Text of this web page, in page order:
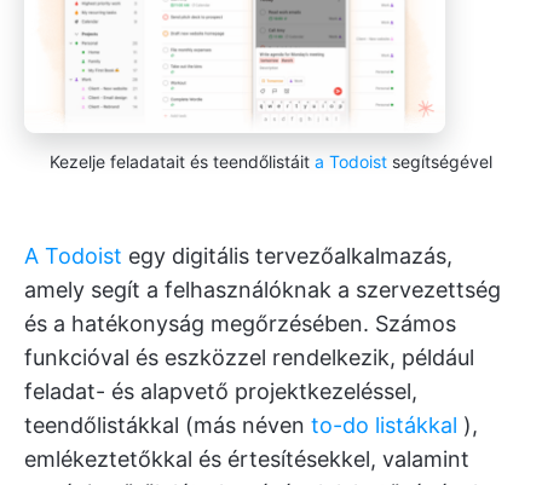
Kezelje feladatait és teendőlistáit a Todoist segítségével
A Todoist egy digitális tervezőalkalmazás,
amely segít a felhasználóknak a szervezettség
és a hatékonyság megőrzésében. Számos
funkcióval és eszközzel rendelkezik, például
feladat- és alapvető projektkezeléssel,
teendőlistákkal (más néven to-do listákkal ),
emlékeztetőkkal és értesítésekkel, valamint